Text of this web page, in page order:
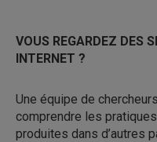
VOUS REGARDEZ DES
INTERNET ?
Une équipe de
comprendre les
produites dans d’autres